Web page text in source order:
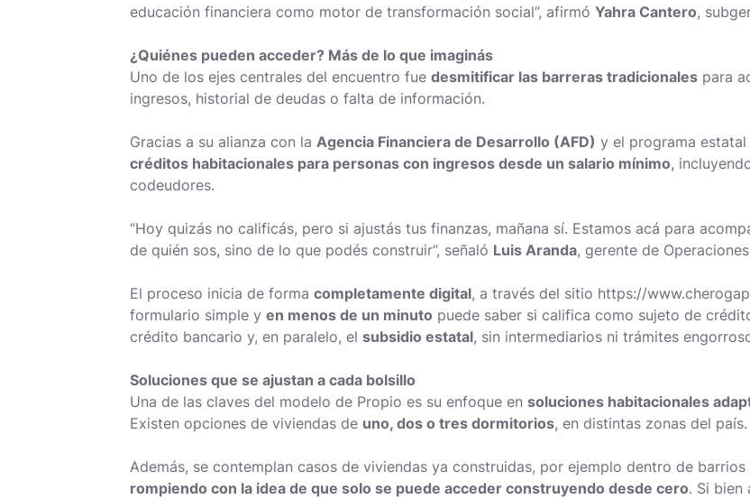
educación financiera como motor de transformación social”, afirmó Yahra Cantero,
¿Quiénes pueden acceder? Más de lo que imaginás
Uno de los ejes centrales del encuentro fue desmitificar las barreras tradicionales para
ingresos, historial de deudas o falta de información.
Gracias a su alianza con la Agencia Financiera de Desarrollo (AFD) y el programa estatal
créditos habitacionales para personas con ingresos desde un salario mínimo,
codeudores.
“Hoy quizás no calificás, pero si ajustás tus finanzas, mañana sí. Estamos acá para
de quién sos, sino de lo que podés construir”, señaló Luis Aranda, gerente de
El proceso inicia de forma completamente digital, a través del sitio https://
formulario simple y en menos de un minuto puede saber si califica como sujeto de
crédito bancario y, en paralelo, el subsidio estatal, sin intermediarios ni trámites
Soluciones que se ajustan a cada bolsillo
Una de las claves del modelo de Propio es su enfoque en soluciones habitacionales
Existen opciones de viviendas de uno, dos o tres dormitorios, en distintas zonas del país.
Además, se contemplan casos de viviendas ya construidas, por ejemplo dentro de
rompiendo con la idea de que solo se puede acceder construyendo desde cero. Si bien